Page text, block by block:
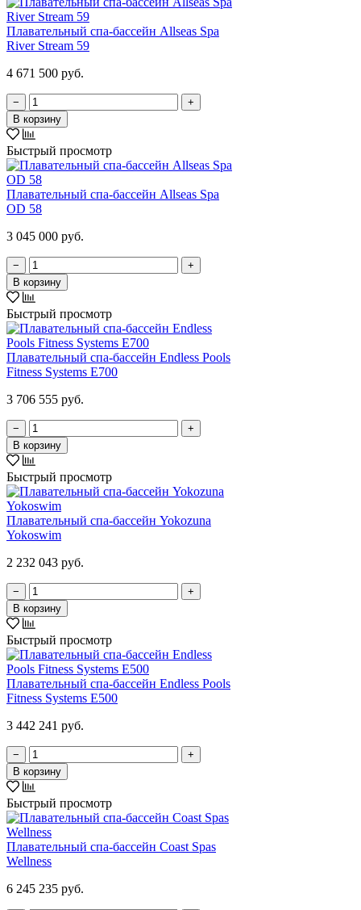
Плавательный спа-бассейн Allseas Spa
River Stream 59
4 671 500 руб.
−
+
В корзину
Быстрый просмотр
Плавательный спа-бассейн Allseas Spa
OD 58
3 045 000 руб.
−
+
В корзину
Быстрый просмотр
Плавательный спа-бассейн Endless Pools
Fitness Systems E700
3 706 555 руб.
−
+
В корзину
Быстрый просмотр
Плавательный спа-бассейн Yokozuna
Yokoswim
2 232 043 руб.
−
+
В корзину
Быстрый просмотр
Плавательный спа-бассейн Endless Pools
Fitness Systems E500
3 442 241 руб.
−
+
В корзину
Быстрый просмотр
Плавательный спа-бассейн Coast Spas
Wellness
6 245 235 руб.